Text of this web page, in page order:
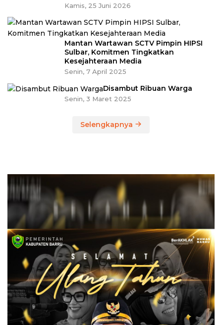
Kamis, 25 Juni 2026
Mantan Wartawan SCTV Pimpin HIPSI
Sulbar, Komitmen Tingkatkan
Kesejahteraan Media
Senin, 7 April 2025
Disambut Ribuan Warga
Senin, 3 Maret 2025
Selengkapnya